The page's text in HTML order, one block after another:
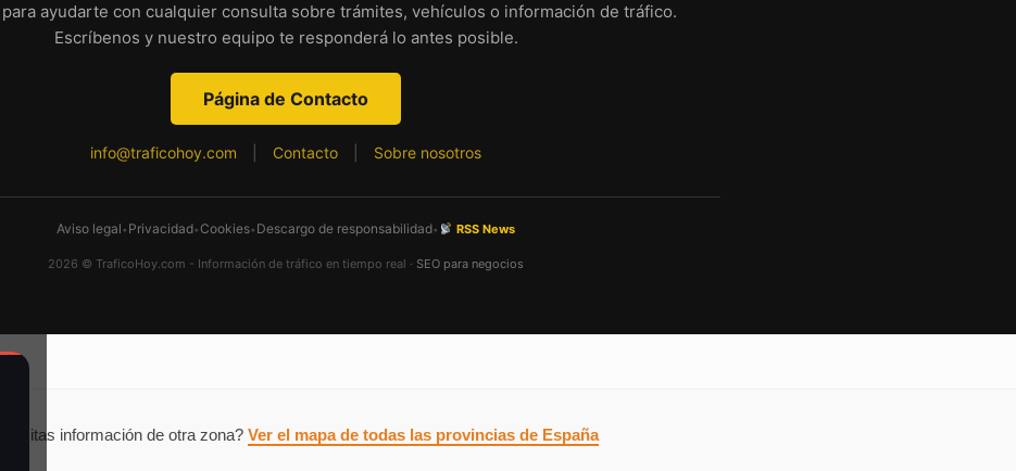
para ayudarte con cualquier consulta sobre trámites, vehículos o información de tráfico.
Escríbenos y nuestro equipo te responderá lo antes posible.
Página de Contacto
info@traficohoy.com Contacto Sobre nosotros
Aviso legal• Privacidad•Cookies• Descargo de responsabilidad• RSS News
2026 © TraficoHoy.com - Información de tráfico en tiempo real · SEO para negocios
información de otra zona? Ver el mapa de todas las provincias de España